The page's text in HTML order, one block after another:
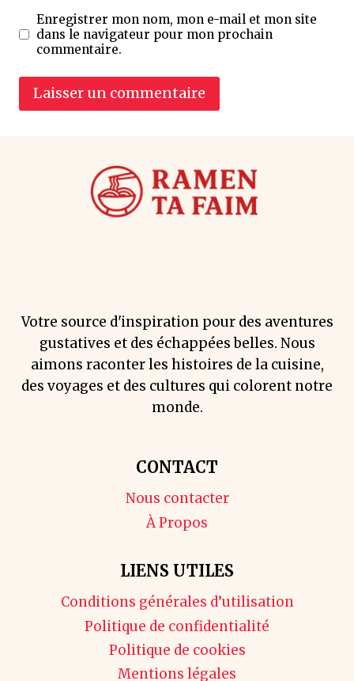
Enregistrer mon nom, mon e-mail et mon site
dans le navigateur pour mon prochain
commentaire.
Votre source d'inspiration pour des aventures
gustatives et des échappées belles. Nous
aimons raconter les histoires de la cuisine,
des voyages et des cultures qui colorent notre
monde.
CONTACT
Nous contacter
À Propos
LIENS UTILES
Conditions générales d’utilisation
Politique de confidentialité
Politique de cookies
Mentions légales